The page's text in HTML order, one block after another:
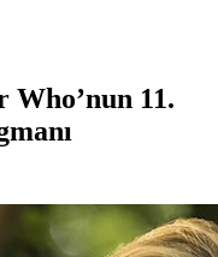
Who’nun 11.